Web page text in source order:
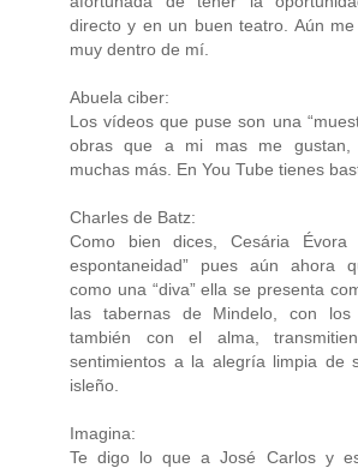
directo y en un buen teatro. Aún
muy dentro de mí.
Abuela ciber:
Los vídeos que puse son una
obras que a mi mas me gustan,
muchas más. En You Tube tienes
Charles de Batz:
Como bien dices, Cesária
espontaneidad” pues aún ahora
como una “diva” ella se presenta
las tabernas de Mindelo, con los
también con el alma,
sentimientos a la alegría limpia de
isleño.
Imagina:
Te digo lo que a José Carlos y